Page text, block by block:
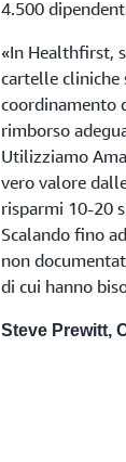
4.500
«In Healthfirst,
cartelle
coordinamento
rimborso
Utilizziamo
vero valore
risparmi 10-20
Scalando fino
non
di cui hanno
Steve Prewitt,